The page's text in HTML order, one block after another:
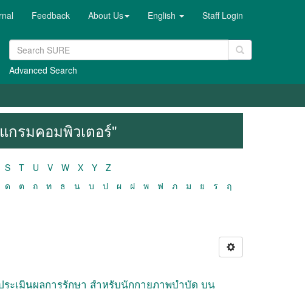
Feedback About Us English Staff Login
Advanced Search
กรมคอมพิวเตอร์"
S T U V W X Y
Z
ด ต ถ ท ธ น บ ป ผ ฝ พ ฟ ภ ม ย ร
ฤ
ะเมินผลการรักษา สําหรับนักกายภาพบำบัด บน